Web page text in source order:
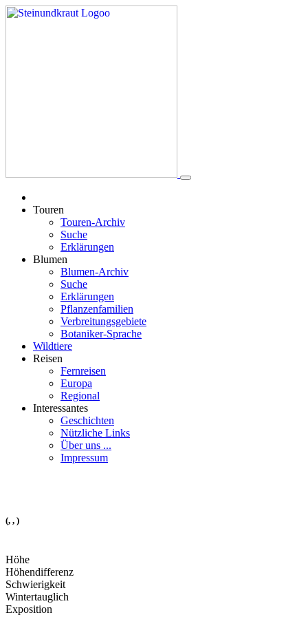
Touren
Touren-Archiv
Suche
Erklärungen
Blumen
Blumen-Archiv
Suche
Erklärungen
Pflanzenfamilien
Verbreitungsgebiete
Botaniker-Sprache
Wildtiere
Reisen
Fernreisen
Europa
Regional
Interessantes
Geschichten
Nützliche Links
Über uns ...
Impressum
(, , )
Höhe
Höhendifferenz
Schwierigkeit
Wintertauglich
Exposition